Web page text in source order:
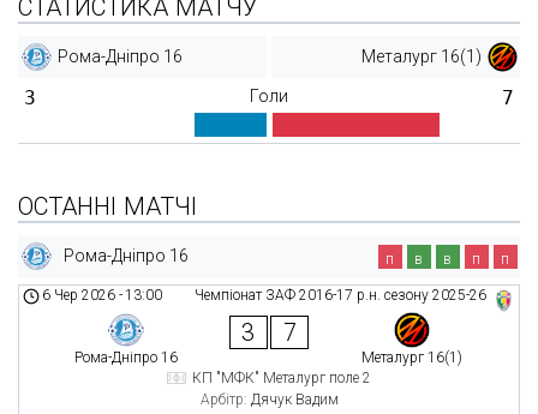
СТАТИСТИКА МАТЧУ
Рома-Дніпро 16 Металург 16(1)
3 Голи 7
ОСТАННІ МАТЧІ
Рома-Дніпро 16 п в в п п
Чемпіонат ЗАФ 2016-17 р.н. сезону 2025-26
6 Чер 2026 -13:00
Рома-Дніпро 16
3 7
Металург 16(1)
КП "МФК" Металург поле 2
Арбітр: Дячук Вадим